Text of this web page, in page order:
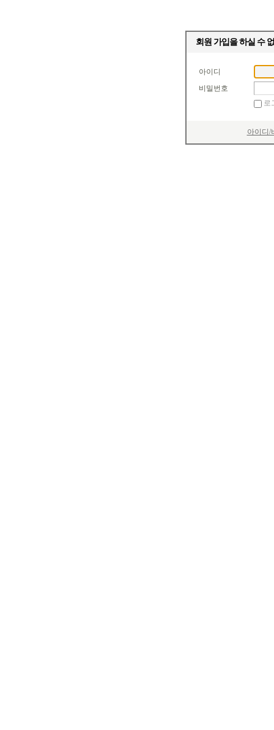
회원 가입을 하실 수
아이디
비밀번호
로
아이디/